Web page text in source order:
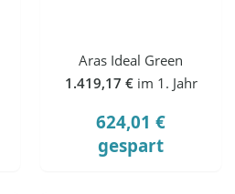
Aras Ideal Green
1.419,17 € im 1. Jahr
624,01 €
gespart